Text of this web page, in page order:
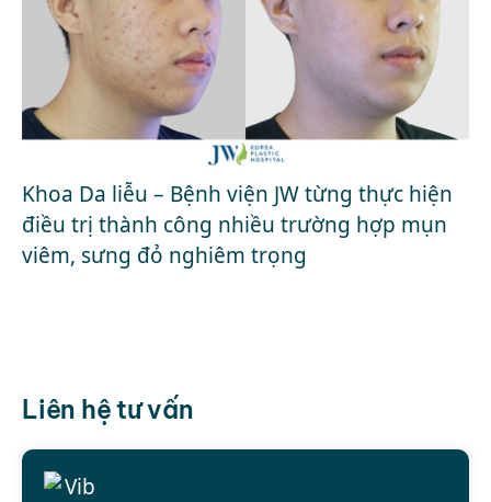
Khoa Da liễu – Bệnh viện JW từng thực hiện
điều trị thành công nhiều trường hợp mụn
viêm, sưng đỏ nghiêm trọng
Liên hệ tư vấn